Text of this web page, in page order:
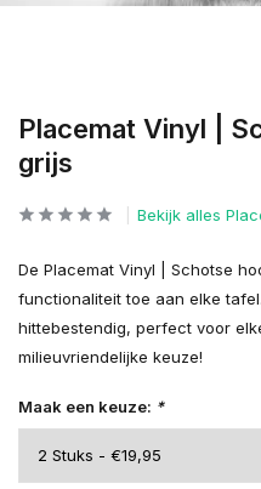
Placemat Vinyl |
grijs
Bekijk alles
De Placemat Vinyl | Schotse
functionaliteit toe aan elke
hittebestendig, perfect voor
milieuvriendelijke keuze!
Maak een keuze: *